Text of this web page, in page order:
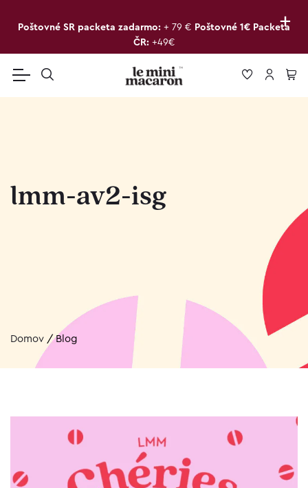
+
Poštovné SR packeta zadarmo: + 79 € Poštovné 1€ Packeta
ČR: +49€
lmm-av2-isg
Domov /Blog